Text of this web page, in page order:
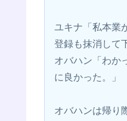
ユキナ「私本業
登録も抹消して
オバハン「わか
に良かった。」
オバハンは帰り